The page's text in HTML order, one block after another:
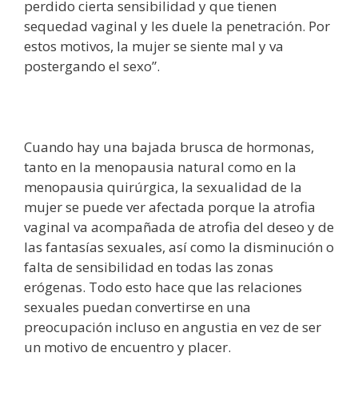
perdido cierta sensibilidad y que tienen
sequedad vaginal y les duele la penetración. Por
estos motivos, la mujer se siente mal y va
postergando el sexo”.
Cuando hay una bajada brusca de hormonas,
tanto en la menopausia natural como en la
menopausia quirúrgica, la sexualidad de la
mujer se puede ver afectada porque la atrofia
vaginal va acompañada de atrofia del deseo y de
las fantasías sexuales, así como la disminución o
falta de sensibilidad en todas las zonas
erógenas. Todo esto hace que las relaciones
sexuales puedan convertirse en una
preocupación incluso en angustia en vez de ser
un motivo de encuentro y placer.